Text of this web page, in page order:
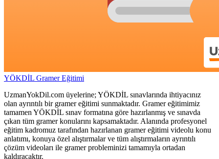
YÖKDİL Gramer Eğitimi
UzmanYokDil.com üyelerine; YÖKDİL sınavlarında ihtiyacınız
olan ayrıntılı bir gramer eğitimi sunmaktadır. Gramer eğitimimiz
tamamen YÖKDİL sınav formatına göre hazırlanmış ve sınavda
çıkan tüm gramer konularını kapsamaktadır. Alanında profesyonel
eğitim kadromuz tarafından hazırlanan gramer eğitimi videolu konu
anlatımı, konuya özel alıştırmalar ve tüm alıştırmaların ayrıntılı
çözüm videoları ile gramer probleminizi tamamıyla ortadan
kaldıracaktır.